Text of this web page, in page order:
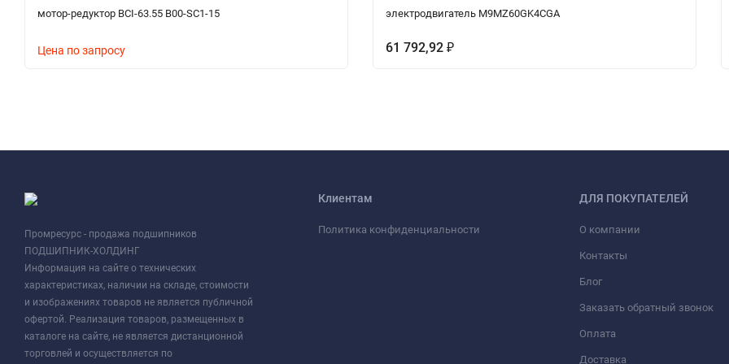
мотор-редуктор BCI-63.55 B00-SC1-15
Цена по запросу
электродвигатель M9MZ60GK4CGA
61 792,92 ₽
Промресурс - продажа подшипников
ПОДШИПНИК-ХОЛДИНГ
Информация на сайте о технических
характеристиках, наличии на складе, стоимости
и изображениях товаров не является публичной
офертой. Реализация товаров, размещенных в
каталоге на сайте, не является дистанционной
торговлей и осуществляется по
Клиентам
Политика конфиденциальности
ДЛЯ ПОКУПАТЕЛЕЙ
О компании
Контакты
Блог
Заказать обратный звонок
Оплата
Доставка